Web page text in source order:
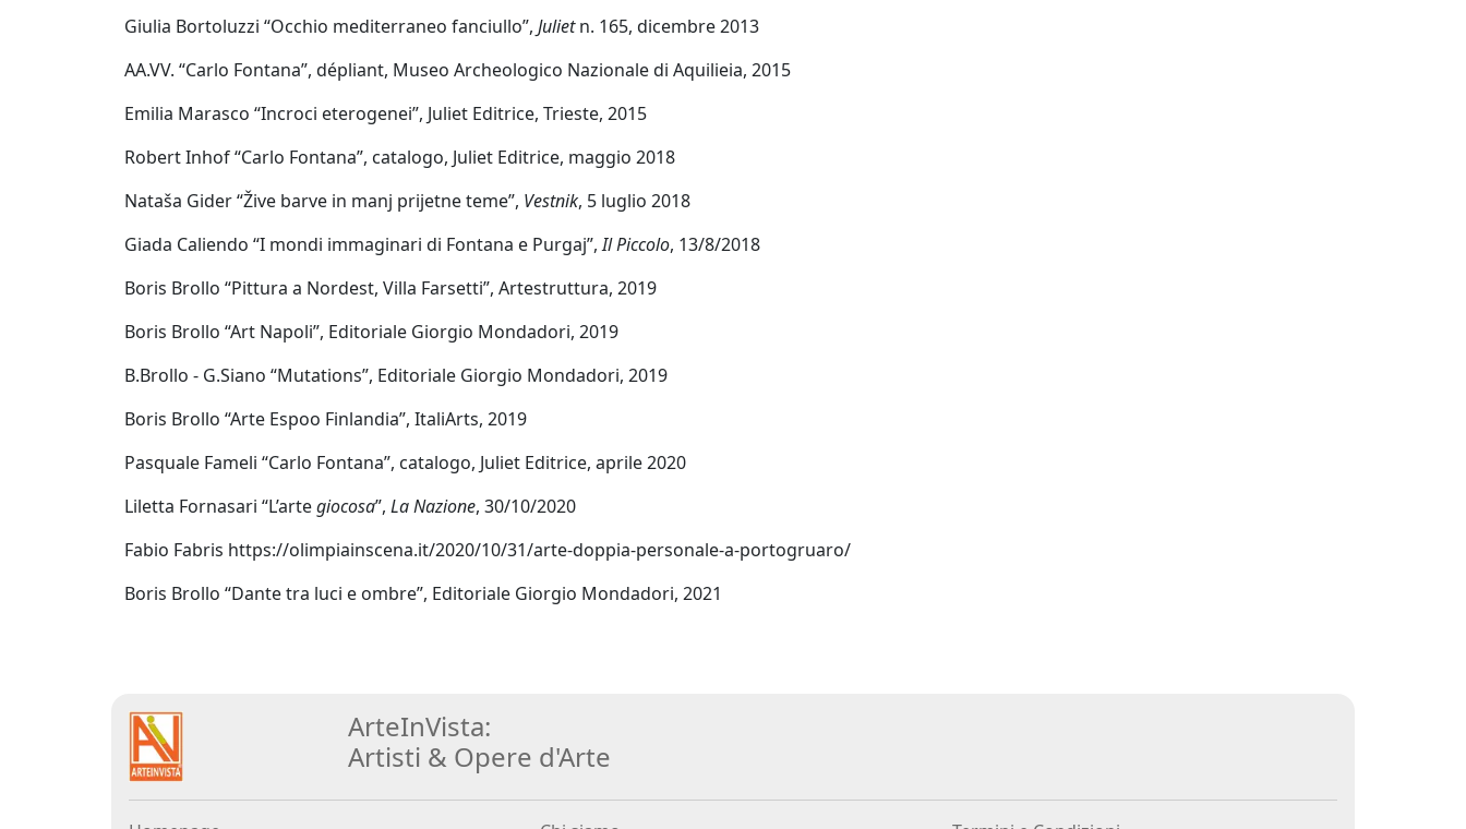
Creatini
Angelica
Nicola
Stefano
Lorella
Fermo
Vanessa
Fontanel
Elisabetta
Giulia Bortoluzzi “Occhio mediterraneo fanciullo”, Julietn. 165, dicembre 2013
AA.VV. “Carlo Fontana”, dépliant, Museo Archeologico Nazionale di Aquilieia, 2015
Emilia Marasco “Incroci eterogenei”, Juliet Editrice, Trieste, 2015
Robert Inhof “Carlo Fontana”, catalogo, Juliet Editrice, maggio 2018
Nataša Gider “Žive barve in manj prijetne teme”, Vestnik, 5 luglio 2018
Giada Caliendo “I mondi immaginari di Fontana e Purgaj”,Il Piccolo, 13/8/2018
Boris Brollo “Pittura a Nordest, Villa Farsetti”, Artestruttura, 2019
Boris Brollo “Art Napoli”, Editoriale Giorgio Mondadori, 2019
B.Brollo - G.Siano “Mutations”, Editoriale Giorgio Mondadori, 2019
Boris Brollo “Arte Espoo Finlandia”, ItaliArts, 2019
Pasquale Fameli “Carlo Fontana”, catalogo, Juliet Editrice, aprile 2020
Liletta Fornasari “L’artegiocosa”, La Nazione, 30/10/2020
Fabio Fabris https://olimpiainscena.it/2020/10/31/arte-doppia-personale-a-portogruaro/
Boris Brollo “Dante tra luci e ombre”, Editoriale Giorgio Mondadori, 2021
ArteInVista:
Artisti & Opere d'Arte